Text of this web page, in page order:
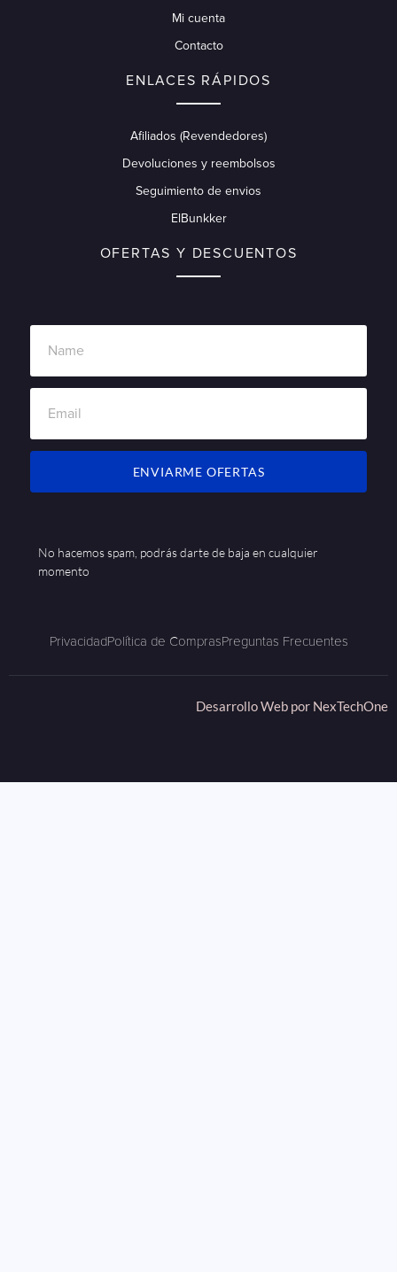
Mi cuenta
Contacto
ENLACES RÁPIDOS
Afiliados (Revendedores)
Devoluciones y reembolsos
Seguimiento de envios
ElBunkker
OFERTAS Y DESCUENTOS
ENVIARME OFERTAS
No hacemos spam, podrás darte de baja en cualquier
momento
PrivacidadPolítica de ComprasPreguntas Frecuentes
Desarrollo Web por NexTechOne